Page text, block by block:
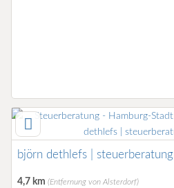
björn dethlefs | steuerberatung
4,7 km (Entfernung von Alsterdorf)